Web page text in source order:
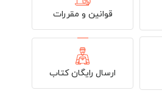
قوانین و مقررات
ارسال رایگان کتاب